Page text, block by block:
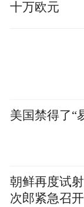
platform and
十万欧元
美国禁得了“
朝鲜再度试
次郎紧急召